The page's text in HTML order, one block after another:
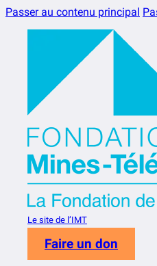
Passer au contenu principal
Le site de l’IMT
Faire un don